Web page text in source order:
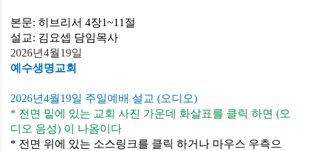
본문: 히브리서 4장1~11 절
설교: 김요셉 담임목사
2026년4월19일
예수생명교회
2026년4월19일 주일예배 설교 (오디오)
* 전면 밑에 있는 교회 사진 가운데 화살표를 클릭 하면 (오
디오 음성) 이
나옴이다
* 전면 위에 있는 소스링크를 클릭 하거나 마우스 우측으